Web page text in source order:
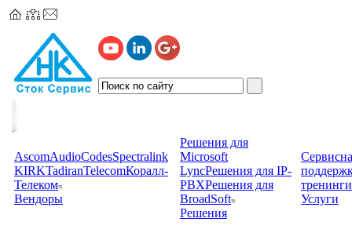
AscomAudioCodesSpectralink
KIRKTadiranTelecomКоралл-
Телеком
Вендоры
Решения для
Microsoft
LyncРешения для IP-
PBXРешения для
BroadSoft
Решения
тренинги
Услуги